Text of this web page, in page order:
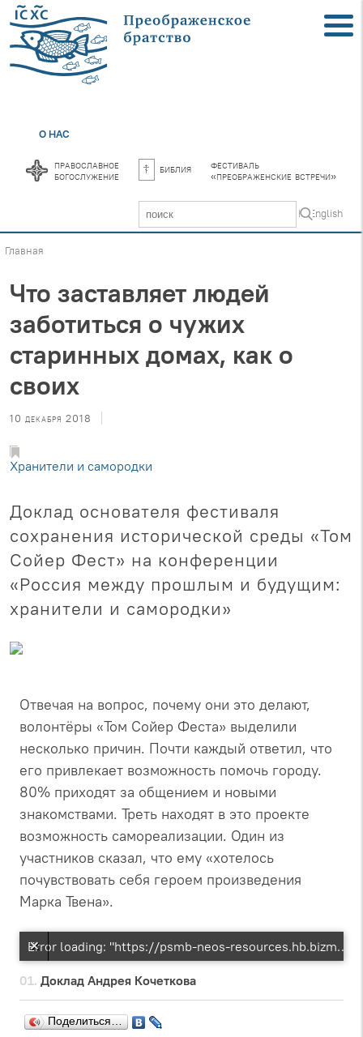
О НАС
православное
богослужение библия фестиваль
«преображенские встречи»
In English
Главная
Что заставляет людей
заботиться о чужих
старинных домах, как о
своих
10 декабря 2018
Хранители и самородки
Доклад основателя фестиваля
сохранения исторической среды «Том
Сойер Фест» на конференции
«Россия между прошлым и будущим:
хранители и самородки»
Отвечая на вопрос, почему они это делают,
волонтёры «Том Сойер Феста» выделили
несколько причин. Почти каждый ответил, что
его привлекает возможность помочь городу.
80% приходят за общением и новыми
знакомствами. Треть находят в это проекте
возможность самореализации. Один из
участников сказал, что ему «хотелось
почувствовать себя героем произведения
Марка Твена».
Error loading: "https://psmb-neos-resources.hb.bizmrg.com/target/psmb/21e63d49a3859904df113e89c453389ae8e59380/04-10%20181107_273_3%20%D0%9F%D0%BB%D0%B5%D0%BD%20%D0%B7%D0%B0%D1%81-2%D1%87-%D0%BD_%D0%90%D0%92%D0%9A%D0%BE%D1%87%D0%B5%D1%82%D0%BA%D0%BE%D0%B2_%D0%94%D0%BE%D0%BA%D0%BB%D0%B0%D0%B4.mp3"
Доклад Андрея Кочеткова
Поделиться…